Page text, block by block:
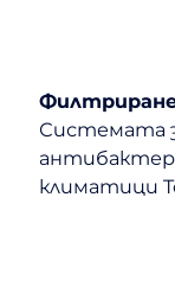
Системата
климатици